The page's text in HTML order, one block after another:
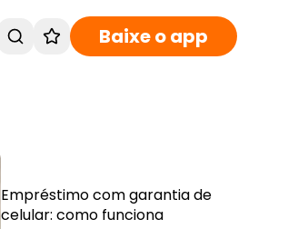
Baixe o app
Empréstimo com garantia de
celular: como funciona